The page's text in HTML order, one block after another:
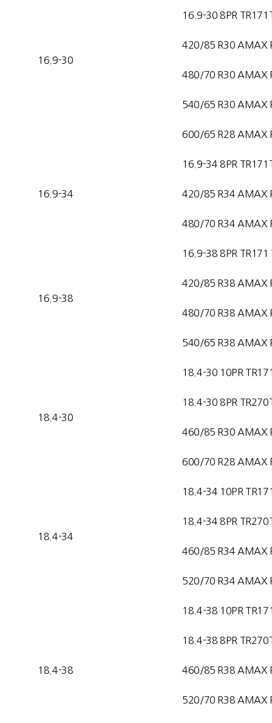
16.9-30
16.9-30 8PR
420/85 R30 AMAX
480/70 R30 AMAX
540/65 R30 AMAX
600/65 R28 AMAX
16.9-34
16.9-34 8PR
420/85 R34 AMAX
480/70 R34 AMAX
16.9-38
16.9-38 8PR TR171
420/85 R38 AMAX
480/70 R38 AMAX
540/65 R38 AMAX
18.4-30
18.4-30 10PR
18.4-30 8PR
460/85 R30 AMAX
600/70 R28 AMAX
18.4-34
18.4-34 10PR
18.4-34 8PR
460/85 R34 AMAX
520/70 R34 AMAX
18.4-38
18.4-38 10PR
18.4-38 8PR
460/85 R38 AMAX
520/70 R38 AMAX